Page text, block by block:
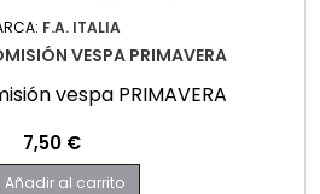
F.A. ITALIA
VESPA PRIMAVERA
vespa PRIMAVERA
Precio
7,50 €
Añadir al carrito